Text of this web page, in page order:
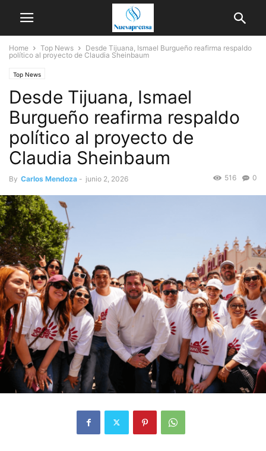
Home Top News
Desde Tijuana, Ismael Burgueño reafirma respaldo
político al proyecto de Claudia Sheinbaum
Top News
Desde Tijuana, Ismael
Burgueño reafirma respaldo
político al proyecto de
Claudia Sheinbaum
By Carlos Mendoza - junio 2, 2026 0
516